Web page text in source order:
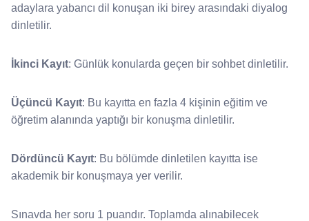
adaylara yabancı dil konuşan iki birey arasındaki diyalog
dinletilir.
İkinci Kayıt: Günlük konularda geçen bir sohbet dinletilir.
Üçüncü Kayıt: Bu kayıtta en fazla 4 kişinin eğitim ve
öğretim alanında yaptığı bir konuşma dinletilir.
Dördüncü Kayıt: Bu bölümde dinletilen kayıtta ise
akademik bir konuşmaya yer verilir.
Sınavda her soru 1 puandır. Toplamda alınabilecek